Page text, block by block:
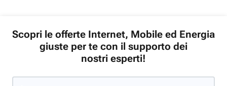
Scopri le offerte Internet, Mobile ed Energia
giuste per te con il supporto dei
nostri esperti!